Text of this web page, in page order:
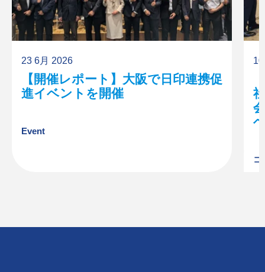
23 6月 2026
【開催レポート】大阪で日印連携促
進イベントを開催
Event
コ